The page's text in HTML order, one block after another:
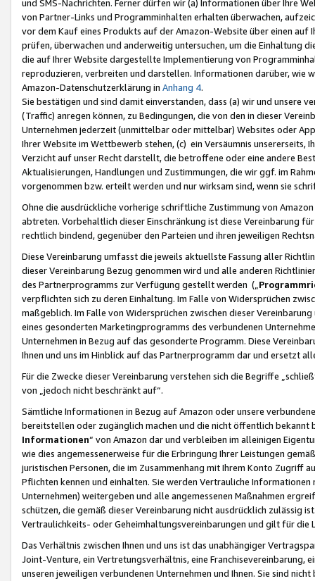
und SMS-Nachrichten. Ferner dürfen wir (a) Informationen über Ihre
von Partner-Links und Programminhalten erhalten überwachen,
vor dem Kauf eines Produkts auf der Amazon-Website über einen
prüfen, überwachen und anderweitig untersuchen, um die Einhaltung
die auf Ihrer Website dargestellte Implementierung von
reproduzieren, verbreiten und darstellen. Informationen darüber, wie
Amazon-Datenschutzerklärung in Anhang 4.
Sie bestätigen und sind damit einverstanden, dass (a) wir und
(Traffic) anregen können, zu Bedingungen, die von den in dieser
Unternehmen jederzeit (unmittelbar oder mittelbar) Websites oder
Ihrer Website im Wettbewerb stehen, (c) ein Versäumnis unsererseits,
Verzicht auf unser Recht darstellt, die betroffene oder eine andere
Aktualisierungen, Handlungen und Zustimmungen, die wir ggf. im
vorgenommen bzw. erteilt werden und nur wirksam sind, wenn sie
Ohne die ausdrückliche vorherige schriftliche Zustimmung von
abtreten. Vorbehaltlich dieser Einschränkung ist diese Vereinbarung
rechtlich bindend, gegenüber den Parteien und ihren jeweiligen
Diese Vereinbarung umfasst die jeweils aktuellste Fassung aller
dieser Vereinbarung Bezug genommen wird und alle anderen
des Partnerprogramms zur Verfügung gestellt werden („
verpflichten sich zu deren Einhaltung. Im Falle von Widersprüchen
maßgeblich. Im Falle von Widersprüchen zwischen dieser
eines gesonderten Marketingprogramms des verbundenen
Unternehmen in Bezug auf das gesonderte Programm. Diese
Ihnen und uns im Hinblick auf das Partnerprogramm dar und ersetzt
Für die Zwecke dieser Vereinbarung verstehen sich die Begriffe
von „jedoch nicht beschränkt auf“.
Sämtliche Informationen in Bezug auf Amazon oder unsere
bereitstellen oder zugänglich machen und die nicht öffentlich
Informationen“ von Amazon dar und verbleiben im alleinigen
wie dies angemessenerweise für die Erbringung Ihrer Leistungen
juristischen Personen, die im Zusammenhang mit Ihrem Konto
Pflichten kennen und einhalten. Sie werden Vertrauliche
Unternehmen) weitergeben und alle angemessenen Maßnahmen
schützen, die gemäß dieser Vereinbarung nicht ausdrücklich zulässig
Vertraulichkeits- oder Geheimhaltungsvereinbarungen und gilt für die
Das Verhältnis zwischen Ihnen und uns ist das unabhängiger
Joint-Venture, ein Vertretungsverhältnis, eine Franchisevereinbarung,
unseren jeweiligen verbundenen Unternehmen und Ihnen. Sie sind